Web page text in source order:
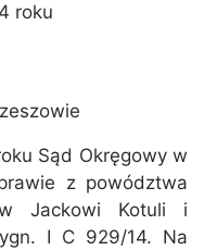
roku
Sąd Okręgowy w
z powództwa
Jackowi Kotuli i
I C 929/14. Na